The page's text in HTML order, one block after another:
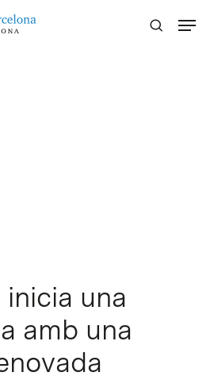
una
amb una